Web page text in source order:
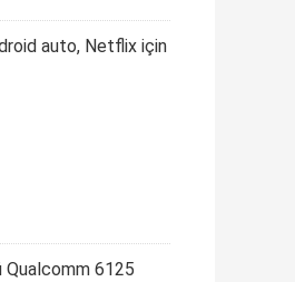
auto, Netflix için
Qualcomm 6125